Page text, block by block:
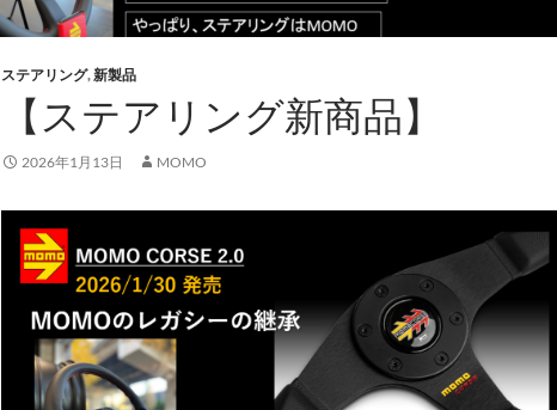
ステアリング,新製品
【ステアリング新商品】
2026年1月13日 MOMO